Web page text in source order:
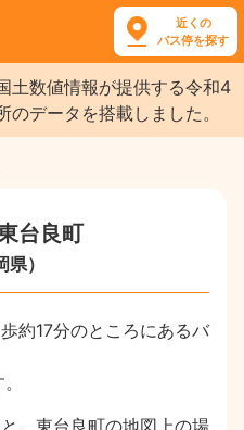
近くの
バス停を探す
土数値情報が提供する令和4
データを搭載しました。
台良町
県）
約17分のところにあるバ
、東台良町の地図上の場